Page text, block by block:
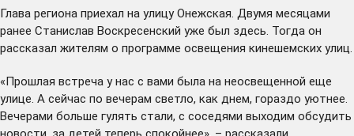
Глава региона приехал на улицу Онежская. Двумя месяцами
ранее Станислав Воскресенский уже был здесь . Тогда он
рассказал жителям о программе освещения кинешемских улиц.
«Прошлая встреча у нас с вами была на неосвещенной еще
улице. А сейчас по вечерам светло, как днем, гораздо уютнее.
Вечерами больше гулять стали, с соседями выходим обсудить